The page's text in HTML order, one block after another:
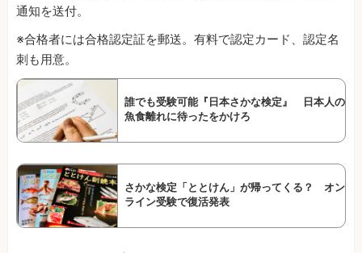
通知を送付。
※合格者には合格認定証を郵送。有料で認定カード、認定名
刺も用意。
誰でも受験可能『日本さかな検定』 日本人の
魚食離れに待ったをかけろ
さかな検定「ととけん」が帰ってくる？ オン
ライン受験で復活発表